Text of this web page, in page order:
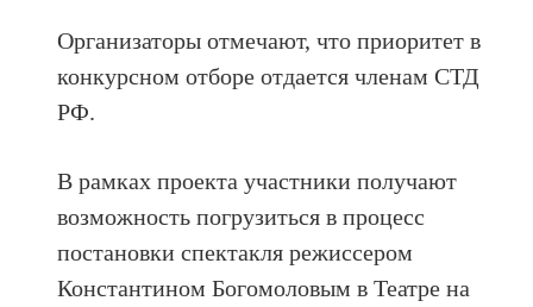
Организаторы отмечают, что приоритет в
конкурсном отборе отдается членам СТД
РФ.
В рамках проекта участники получают
возможность погрузиться в процесс
постановки спектакля режиссером
Константином Богомоловым в Театре на